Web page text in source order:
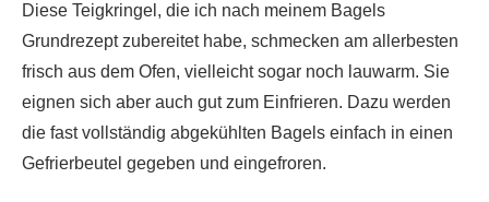
Diese Teigkringel, die ich nach meinem Bagels
Grundrezept zubereitet habe, schmecken am allerbesten
frisch aus dem Ofen, vielleicht sogar noch lauwarm. Sie
eignen sich aber auch gut zum Einfrieren. Dazu werden
die fast vollständig abgekühlten Bagels einfach in einen
Gefrierbeutel gegeben und eingefroren.